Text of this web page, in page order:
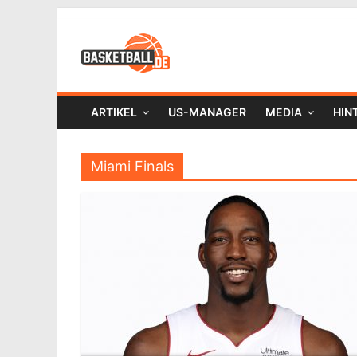
ARTIKEL US-MANAGER MEDIA
Miami Finals